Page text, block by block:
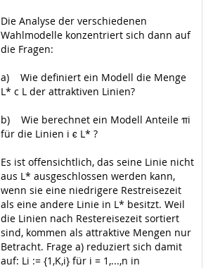
Die Analyse der verschiedenen
Wahlmodelle konzentriert sich dann auf
die Fragen:
a) Wie definiert ein Modell die Menge
L* c L der attraktiven Linien?
b) Wie berechnet ein Modell Anteile πi
für die Linien i ϵ L* ?
Es ist offensichtlich, das seine Linie nicht
aus L* ausgeschlossen werden kann,
wenn sie eine niedrigere Restreisezeit
als eine andere Linie in L* besitzt. Weil
die Linien nach Restereisezeit sortiert
sind, kommen als attraktive Mengen nur
Betracht. Frage a) reduziert sich damit
auf: Li := {1,K,i} für i = 1,...,n in